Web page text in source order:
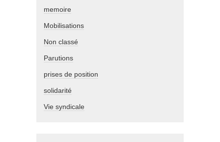
memoire
Mobilisations
Non classé
Parutions
prises de position
solidarité
Vie syndicale